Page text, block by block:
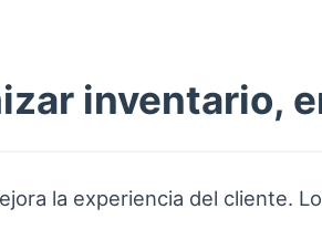
inventario,
la experiencia del cliente.